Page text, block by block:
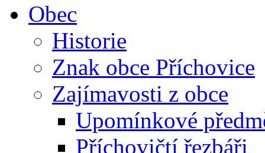
Obec
Historie
Znak obce Příchovice
Zajímavosti z obce
Upomínkové
Příchovičtí řezbáři